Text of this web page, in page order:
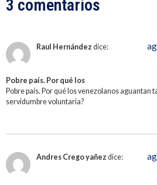
3 comentarios
Raul Hernández dice:
Pobre país. Por qué los
Pobre país. Por qué los venezolanos aguantan
servidumbre voluntaria?
Andres Crego yañez dice: